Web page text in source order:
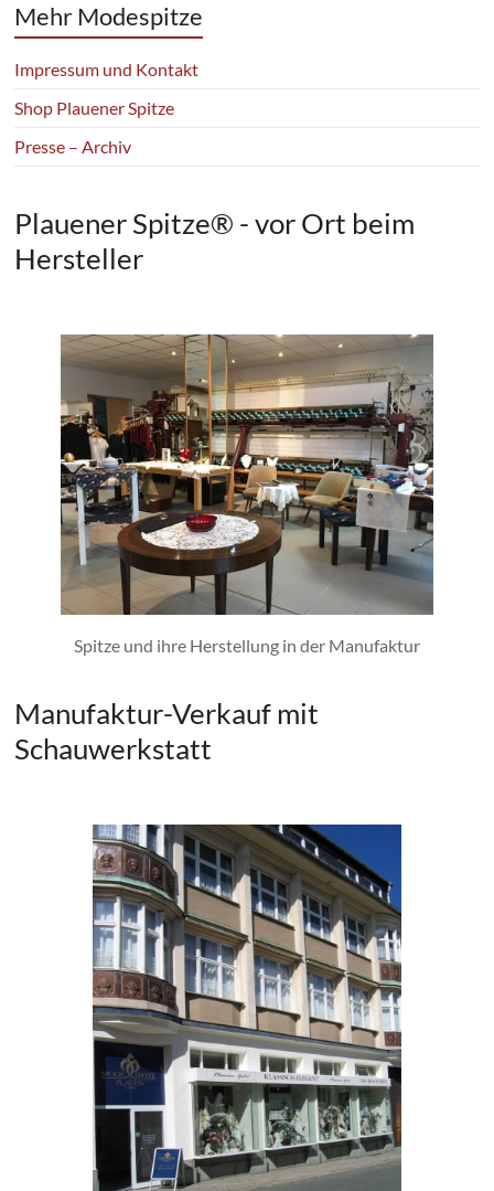
Mehr Modespitze
Impressum und Kontakt
Shop Plauener Spitze
Presse – Archiv
Plauener Spitze® - vor Ort beim
Hersteller
Spitze und ihre Herstellung in der Manufaktur
Manufaktur-Verkauf mit
Schauwerkstatt